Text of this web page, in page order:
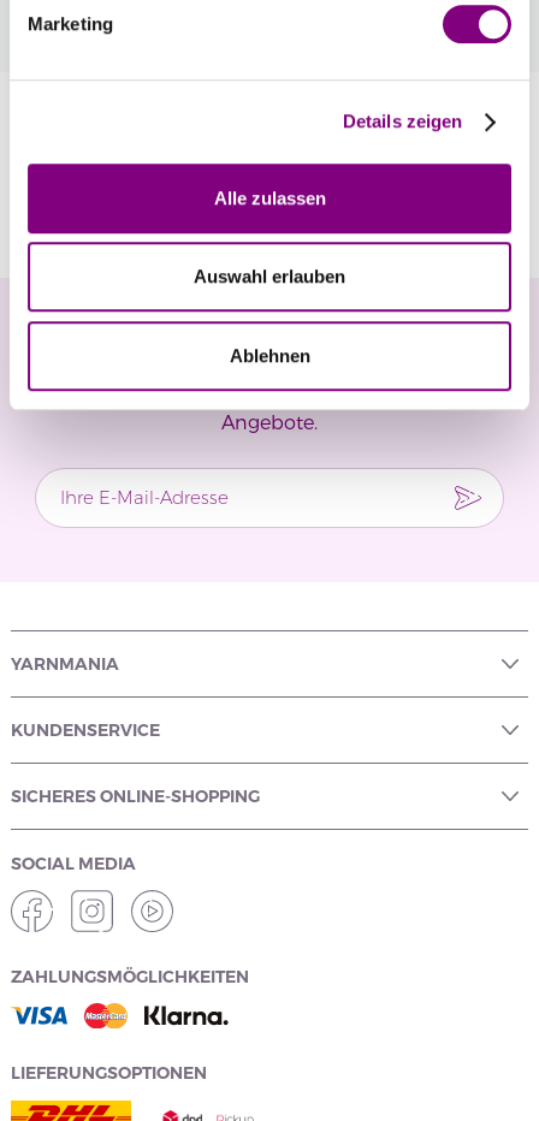
Marketing
Details zeigen
Alle zulassen
Auswahl erlauben
Ablehnen
automatisch an der Kasse.
Newsletter
Verpassen Sie keine Neuigkeiten und exklusiven
Angebote.
YARNMANIA
KUNDENSERVICE
SICHERES ONLINE-SHOPPING
SOCIAL MEDIA
ZAHLUNGSMÖGLICHKEITEN
LIEFERUNGSOPTIONEN